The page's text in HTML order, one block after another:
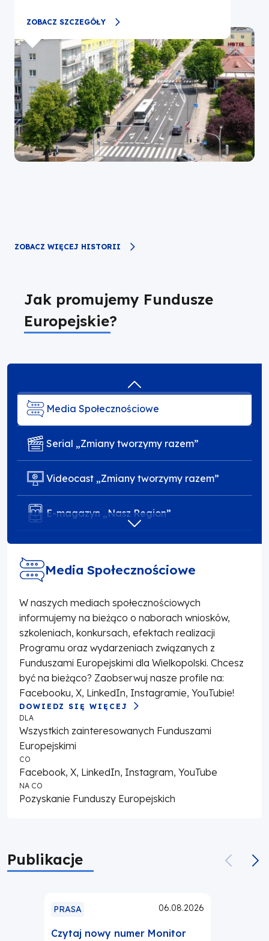
ZOBACZ SZCZEGÓŁY
ZOBACZ WIĘCEJ HISTORII
Jak promujemy Fundusze
Europejskie?
Media Społecznościowe
Serial „Zmiany tworzymy razem”
Videocast „Zmiany tworzymy razem”
E-magazyn „Nasz Region”
Monitor Wielkopolski
Kampania promocyjna „Zmiany tworzymy
razem”
Media Społecznościowe
W naszych mediach społecznościowych
informujemy na bieżąco o naborach wniosków,
szkoleniach, konkursach, efektach realizacji
Programu oraz wydarzeniach związanych z
Funduszami Europejskimi dla Wielkopolski. Chcesz
być na bieżąco? Zaobserwuj nasze profile na:
Facebooku, X, LinkedIn, Instagramie, YouTubie!
DOWIEDZ SIĘ WIĘCEJ
DLA
Wszystkich zainteresowanych Funduszami
Europejskimi
CO
Facebook, X, LinkedIn, Instagram, YouTube
NA CO
Pozyskanie Funduszy Europejskich
Publikacje
PRASA 06.08.2026
Czytaj nowy numer Monitor